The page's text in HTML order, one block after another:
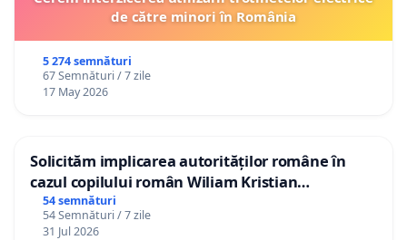
de către minori în România
5 274 semnături
67 Semnături / 7 zile
17 May 2026
Solicităm implicarea autorităților române în
cazul copilului român Wiliam Kristian
Gheorghe, aflat în plasament în Danemarca de
12 ani
54 semnături
54 Semnături / 7 zile
31 Jul 2026